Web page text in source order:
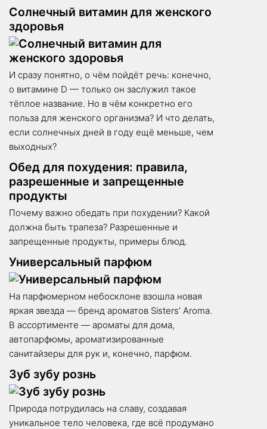
Солнечный витамин для женского
здоровья
И сразу понятно, о чём пойдёт речь: конечно,
о витамине D — только он заслужил такое
тёплое название. Но в чём конкретно его
польза для женского организма? И что делать,
если солнечных дней в году ещё меньше, чем
выходных?
Обед для похудения: правила,
разрешенные и запрещенные
продукты
Почему важно обедать при похудении? Какой
должна быть трапеза? Разрешенные и
запрещенные продукты, примеры блюд.
Универсальный парфюм
На парфюмерном небосклоне взошла новая
яркая звезда — бренд ароматов Sisters’ Aroma.
В ассортименте — ароматы для дома,
автопарфюмы, ароматизированные
санитайзеры для рук и, конечно, парфюм.
Зуб зубу рознь
Природа потрудилась на славу, создавая
уникальное тело человека, где всё продумано